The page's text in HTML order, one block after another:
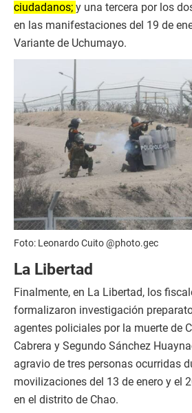
ciudadanos; y una tercera por los
en las manifestaciones del 19 de
Variante de Uchumayo.
Foto: Leonardo Cuito @photo.gec
La Libertad
Finalmente, en La Libertad, los
formalizaron investigación
agentes policiales por la muerte de
Cabrera y Segundo Sánchez
agravio de tres personas ocurridas
movilizaciones del 13 de enero y el
en el distrito de Chao.